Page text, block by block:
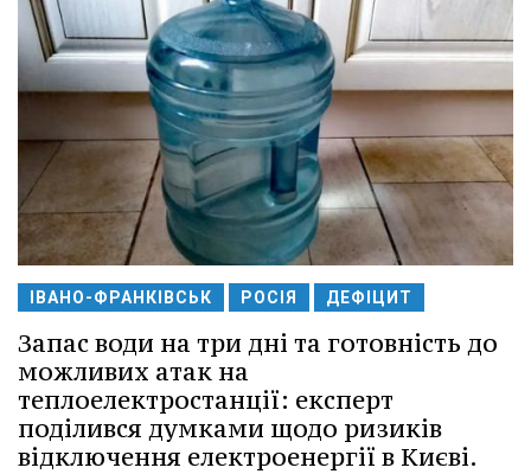
ІВАНО-ФРАНКІВСЬК РОСІЯ ДЕФІЦИТ
Запас води на три дні та готовність до
можливих атак на
теплоелектростанції: експерт
поділився думками щодо ризиків
відключення електроенергії в Києві.